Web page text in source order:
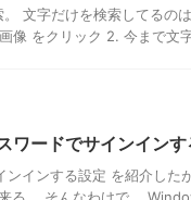
文字だけを検索してるの
像 をクリック 2. 今まで文
ードでサインインす
インする設定 を紹介した